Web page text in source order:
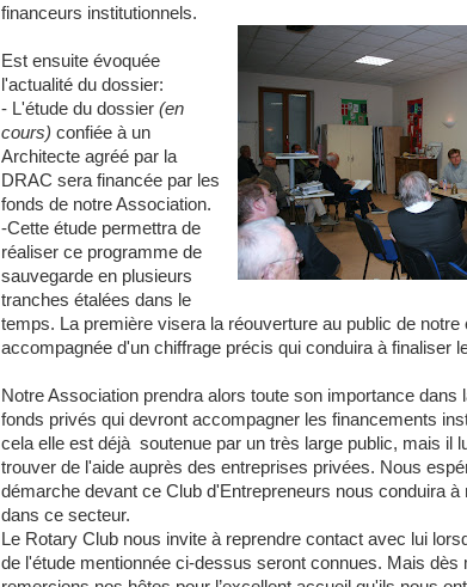
financeurs institutionnels.
Est ensuite évoquée
l'actualité du dossier:
- L'étude du dossier (en
cours) confiée à un
Architecte agréé par la
DRAC sera financée par les
fonds de notre Association.
-Cette étude permettra de
réaliser ce programme de
sauvegarde en plusieurs
tranches étalées dans le
temps. La première visera la réouverture au public de notre
accompagnée d'un chiffrage précis qui conduira à finaliser
Notre Association prendra alors toute son importance dans
fonds privés qui devront accompagner les financements
cela elle est déjà soutenue par un très large public, mais il
trouver de l'aide auprès des entreprises privées. Nous
démarche devant ce Club d'Entrepreneurs nous conduira à
dans ce secteur.
Le Rotary Club nous invite à reprendre contact avec lui
de l'étude mentionnée ci-dessus seront connues. Mais dès